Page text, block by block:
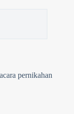
pernikahan